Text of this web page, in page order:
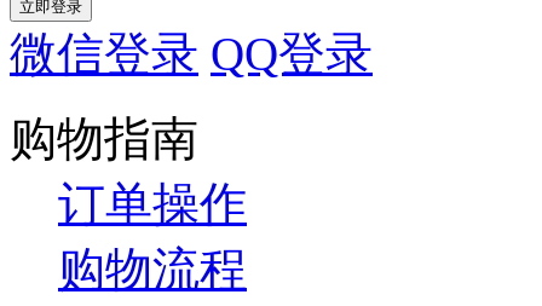
微信登录 QQ登录
购物指南
订单操作
购物流程